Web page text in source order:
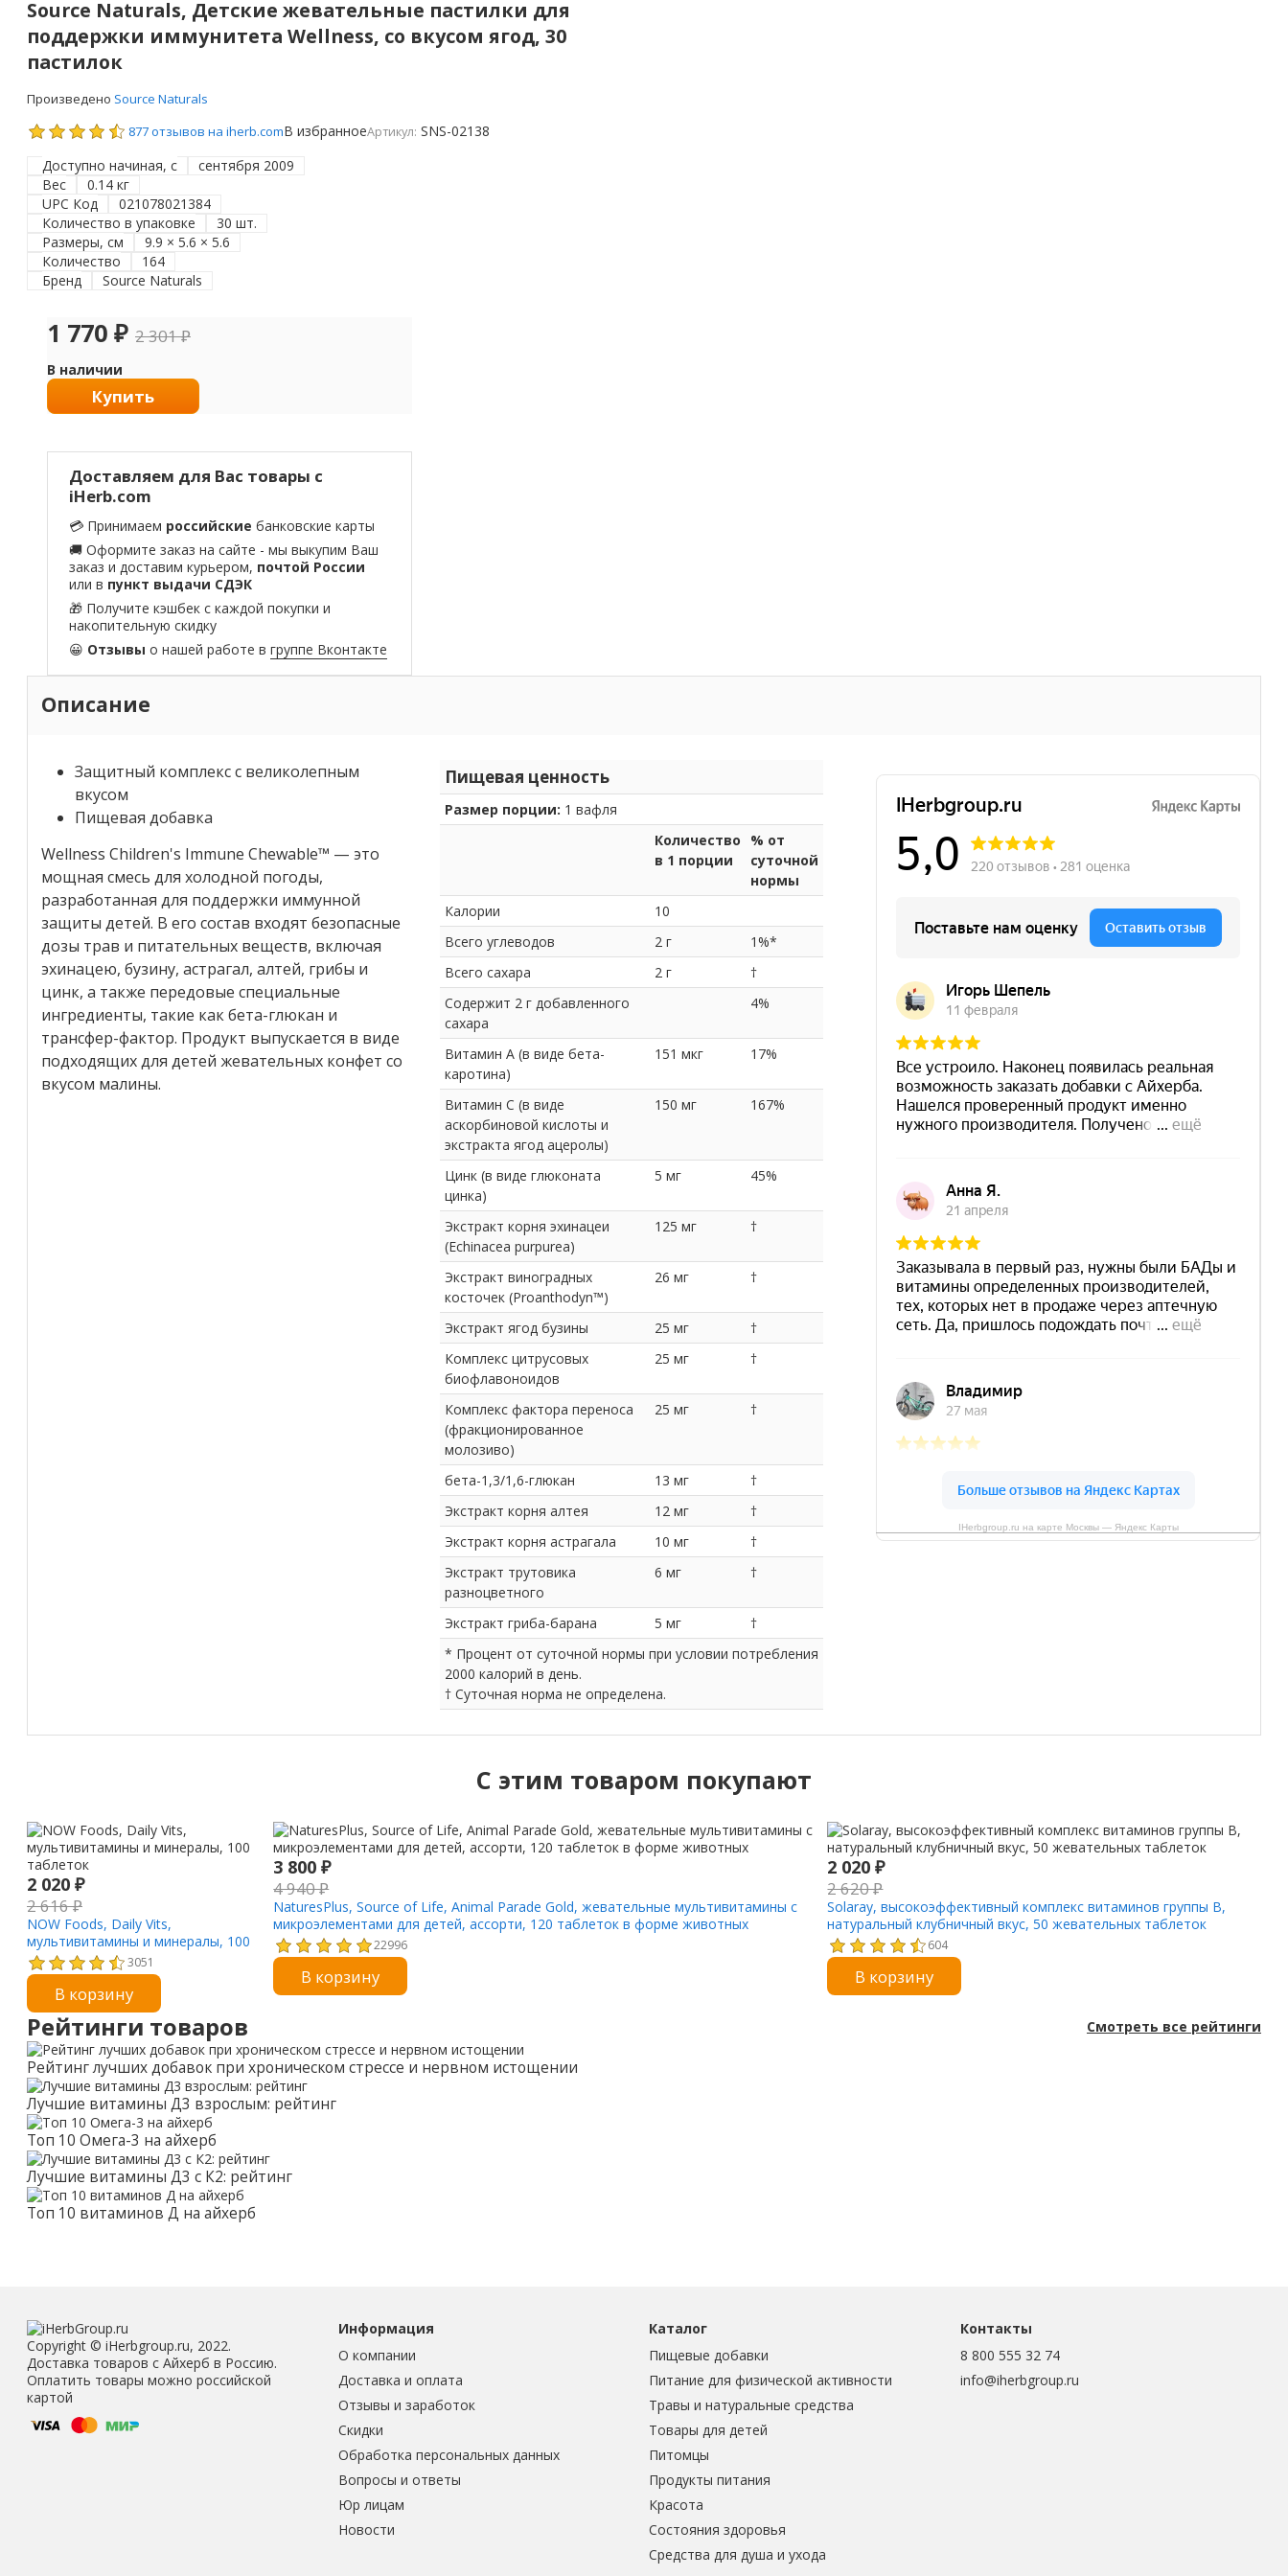
Source Naturals, Детские жевательные пастилки для
поддержки иммунитета Wellness, со вкусом ягод, 30
пастилок
Произведено Source Naturals
877 отзывов на iherb.comВ избранноеАртикул: SNS-02138
Доступно начиная, с
сентября 2009
Вес
0.14 кг
UPC Код
021078021384
Количество в упаковке
30 шт.
Размеры, см
9.9 × 5.6 × 5.6
Количество
164
Бренд
Source Naturals
1 770 ₽ 2 301₽
В наличии
Купить
Доставляем для Вас товары с
iHerb.com
💳 Принимаем российские банковские карты
🚚 Оформите заказ на сайте - мы выкупим Ваш
заказ и доставим курьером, почтой России
или в пункт выдачи СДЭК
🎁 Получите кэшбек с каждой покупки и
накопительную скидку
😀 Отзывы о нашей работе вгруппе Вконтакте
Описание
Пищевая ценность
Размер порции: 1 вафля
Количество
в 1 порции
% от
суточной
нормы
Калории
10
Всего углеводов
2 г
1%*
Всего сахара
2 г
†
Содержит 2 г добавленного
сахара
4%
Витамин A (в виде бета-
каротина)
151 мкг 17%
Витамин С (в виде
аскорбиновой кислоты и
экстракта ягод ацеролы)
150 мг 167%
Цинк (в виде глюконата
цинка)
5 мг 45%
Экстракт корня эхинацеи
(Echinacea purpurea)
125 мг †
Экстракт виноградных
косточек (Proanthodyn™)
26 мг †
Экстракт ягод бузины 25 мг
†
Комплекс цитрусовых
биофлавоноидов
25 мг †
Комплекс фактора переноса
(фракционированное
молозиво)
25 мг †
бета-1,3/1,6-глюкан 13 мг
†
Экстракт корня алтея
12 мг
†
Экстракт корня астрагала
10 мг
†
Экстракт трутовика
разноцветного
6 мг †
Экстракт гриба-барана 5 мг
†
* Процент от суточной нормы при условии потребления
2000 калорий в день.
† Суточная норма не определена.
Защитный комплекс с великолепным
вкусом
Пищевая добавка
Wellness Children's Immune Chewable™ — это
мощная смесь для холодной погоды,
разработанная для поддержки иммунной
защиты детей. В его состав входят безопасные
дозы трав и питательных веществ, включая
эхинацею, бузину, астрагал, алтей, грибы и
цинк, а также передовые специальные
ингредиенты, такие как бета-глюкан и
трансфер-фактор. Продукт выпускается в виде
подходящих для детей жевательных конфет со
вкусом малины.
IHerbgroup.ru на карте Москвы — Яндекс Карты
C этим товаром покупают
2 020 ₽
2 616₽
NOW Foods, Daily Vits,
мультивитамины и минералы, 100
таблеток
3051
В корзину
3 800₽
4 940₽
NaturesPlus, Source of Life, Animal Parade Gold, жевательные мультивитамины с
микроэлементами для детей, ассорти, 120 таблеток в форме животных
22996
В корзину
2 020₽
2 620₽
Solaray, высокоэффективный комплекс витаминов группы B,
натуральный клубничный вкус, 50 жевательных таблеток
604
В корзину
Рейтинги товаров Смотреть все рейтинги
Рейтинг лучших добавок при хроническом стрессе и нервном истощении
Лучшие витамины Д3 взрослым: рейтинг
Топ 10 Омега-3 на айхерб
Лучшие витамины Д3 с К2: рейтинг
Топ 10 витаминов Д на айхерб
Copyright © iHerbgroup.ru, 2022.
Доставка товаров с Айхерб в Россию.
Оплатить товары можно российской
картой
Информация
О компании
Доставка и оплата
Отзывы и заработок
Скидки
Обработка персональных данных
Вопросы и ответы
Юр лицам
Новости
Каталог
Пищевые добавки
Питание для физической активности
Травы и натуральные средства
Товары для детей
Питомцы
Продукты питания
Красота
Состояния здоровья
Средства для душа и ухода
Контакты
8 800 555 32 74
info@iherbgroup.ru